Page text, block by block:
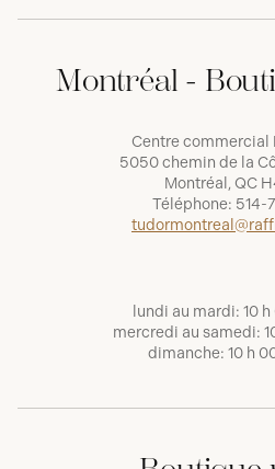
Montréal -
Centre commercial
5050 chemin de la
Montréal, QC
Téléphone: 514-
lundi au mardi: 10
mercredi au samedi:
dimanche: 10 h